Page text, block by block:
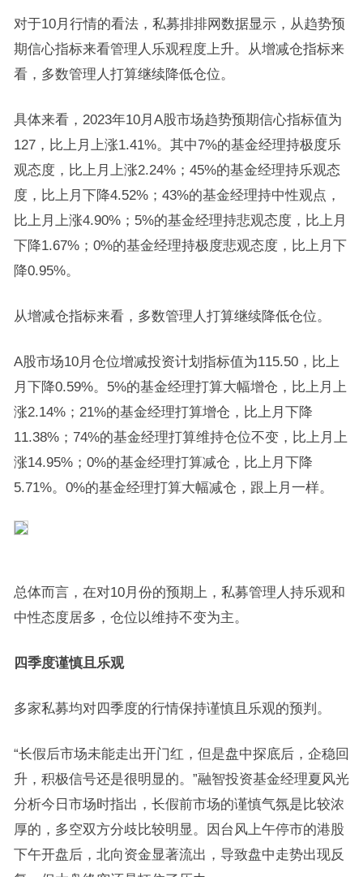
对于10月行情的看法，私募排排网数据显示，从趋势预
期信心指标来看管理人乐观程度上升。从增减仓指标来
看，多数管理人打算继续降低仓位。
具体来看，2023年10月A股市场趋势预期信心指标值为
127，比上月上涨1.41%。其中7%的基金经理持极度乐
观态度，比上月上涨2.24%；45%的基金经理持乐观态
度，比上月下降4.52%；43%的基金经理持中性观点，
比上月上涨4.90%；5%的基金经理持悲观态度，比上月
下降1.67%；0%的基金经理持极度悲观态度，比上月下
降0.95%。
从增减仓指标来看，多数管理人打算继续降低仓位。
A股市场10月仓位增减投资计划指标值为115.50，比上
月下降0.59%。5%的基金经理打算大幅增仓，比上月上
涨2.14%；21%的基金经理打算增仓，比上月下降
11.38%；74%的基金经理打算维持仓位不变，比上月上
涨14.95%；0%的基金经理打算减仓，比上月下降
5.71%。0%的基金经理打算大幅减仓，跟上月一样。
总体而言，在对10月份的预期上，私募管理人持乐观和
中性态度居多，仓位以维持不变为主。
四季度谨慎且乐观
多家私募均对四季度的行情保持谨慎且乐观的预判。
“长假后市场未能走出开门红，但是盘中探底后，企稳回
升，积极信号还是很明显的。”融智投资基金经理夏风光
分析今日市场时指出，长假前市场的谨慎气氛是比较浓
厚的，多空双方分歧比较明显。因台风上午停市的港股
下午开盘后，北向资金显著流出，导致盘中走势出现反